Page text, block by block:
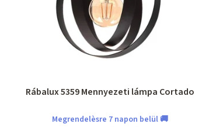
Rábalux 5359 Mennyezeti lámpa Cortado
Megrendelèsre 7 napon belül 🚚